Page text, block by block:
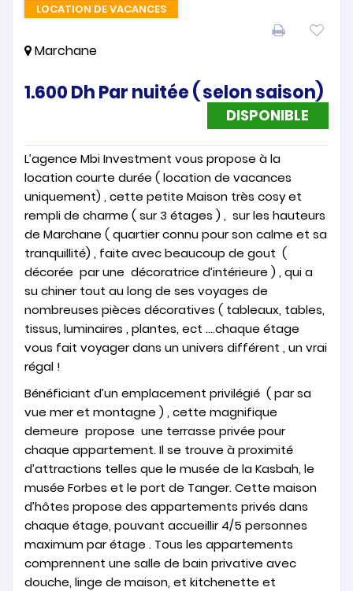
LOCATION DE VACANCES
Marchane
1.600DhPar nuitée ( selon saison)
DISPONIBLE
L’agence Mbi Investment vous propose à la
location courte durée ( location de vacances
uniquement) , cette petite Maison très cosy et
rempli de charme ( sur 3 étages ) , sur les hauteurs
de Marchane ( quartier connu pour son calme et sa
tranquillité) , faite avec beaucoup de gout (
décorée par une décoratrice d’intérieure ) , qui a
su chiner tout au long de ses voyages de
nombreuses pièces décoratives ( tableaux, tables,
tissus, luminaires , plantes, ect ….chaque étage
vous fait voyager dans un univers différent , un vrai
régal !
Bénéficiant d’un emplacement privilégié ( par sa
vue mer et montagne ) , cette magnifique
demeure propose une terrasse privée pour
chaque appartement. Il se trouve à proximité
d’attractions telles que le musée de la Kasbah, le
musée Forbes et le port de Tanger. Cette maison
d’hôtes propose des appartements privés dans
chaque étage, pouvant accueillir 4/5 personnes
maximum par étage . Tous les appartements
comprennent une salle de bain privative avec
douche, linge de maison, et kitchenette et